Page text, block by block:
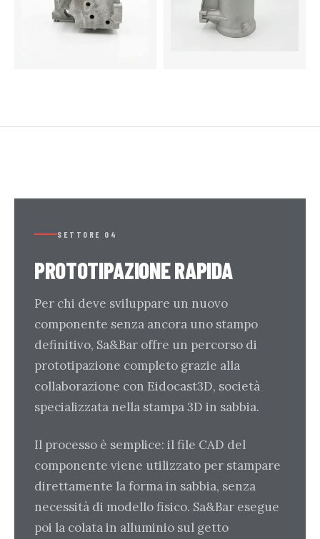
SETTORE 04
PROTOTIPAZIONE RAPIDA
Per chi deve sviluppare un nuovo
componente senza ancora uno stampo
definitivo, Sa&Bar offre un percorso di
prototipazione completo grazie alla
collaborazione con Eidocast3D, società
specializzata nella stampa 3D in sabbia.
Il processo è semplice: il file CAD del
componente viene utilizzato per stampare
direttamente la forma in sabbia, senza
necessità di modello fisico. Sa&Bar esegue
poi la colata in alluminio sul getto